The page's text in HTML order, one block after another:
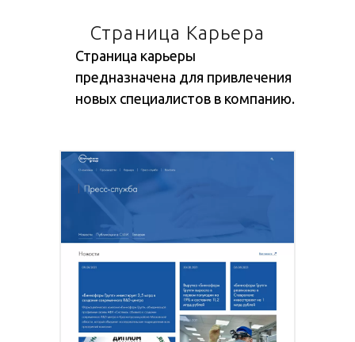
Страница Карьера
Страница карьеры
предназначена для привлечения
новых специалистов в компанию.